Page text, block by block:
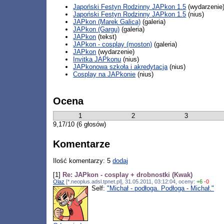
Japoński Festyn Rodzinny JAPkon 1.5 (wydarzenie)
Japoński Festyn Rodzinny JAPkon 1.5 (nius)
JAPkon (Marek Galica) (galeria)
JAPkon (Gargu) (galeria)
JAPkon (tekst)
JAPkon - cosplay (moston) (galeria)
JAPkon (wydarzenie)
Invitka JAPkonu (nius)
JAPkonowa szkoła i akredytacja(nius)
Cosplay na JAPkonie (nius)
Ocena
1 2 3
9,17/10 (6 głosów)
Komentarze
Ilość komentarzy: 5dodaj
[1] Re: JAPkon - cosplay + drobnostki (Kwak)
Olaz [*.neoplus.adsl.tpnet.pl], 31.05.2011, 03:12:04, oceny:+6 -0
Self: "Michał - podłoga. Podłoga - Michał."